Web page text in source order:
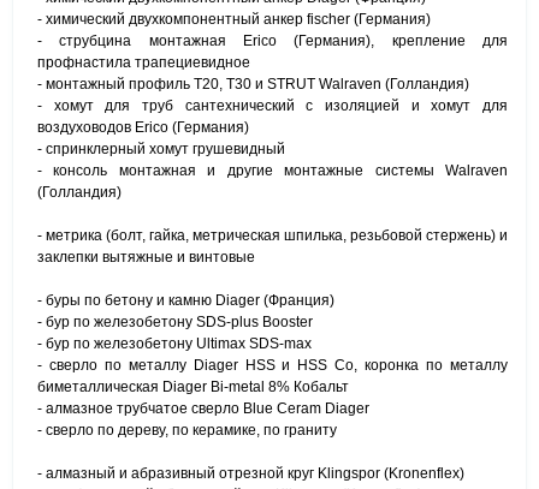
- химический двухкомпонентный анкер fischer (Германия)
- струбцина монтажная Erico (Германия), крепление для
профнастила трапециевидное
- монтажный профиль Т20, Т30 и STRUT Walraven (Голландия)
- хомут для труб сантехнический с изоляцией и хомут для
воздуховодов Erico (Германия)
- спринклерный хомут грушевидный
- консоль монтажная и другие монтажные системы Walraven
(Голландия)
- метрика (болт, гайка, метрическая шпилька, резьбовой стержень) и
заклепки вытяжные и винтовые
- буры по бетону и камню Diager (Франция)
- бур по железобетону SDS-plus Booster
- бур по железобетону Ultimax SDS-max
- сверло по металлу Diager HSS и HSS Co, коронка по металлу
биметаллическая Diager Bi-metal 8% Кобальт
- алмазное трубчатое сверло Blue Ceram Diager
- сверло по дереву, по керамике, по граниту
- алмазный и абразивный отрезной круг Klingspor (Kronenflex)